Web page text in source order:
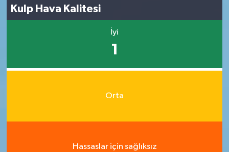
Kulp Hava Kalitesi
İyi
1
Orta
Hassaslar için sağlıksız